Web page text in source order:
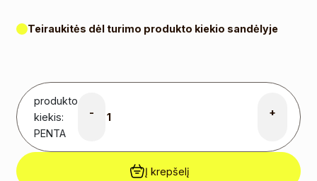
Teiraukitės dėl turimo produkto kiekio sandėlyje
produkto
kiekis:
PENTA
- +
Į krepšelį